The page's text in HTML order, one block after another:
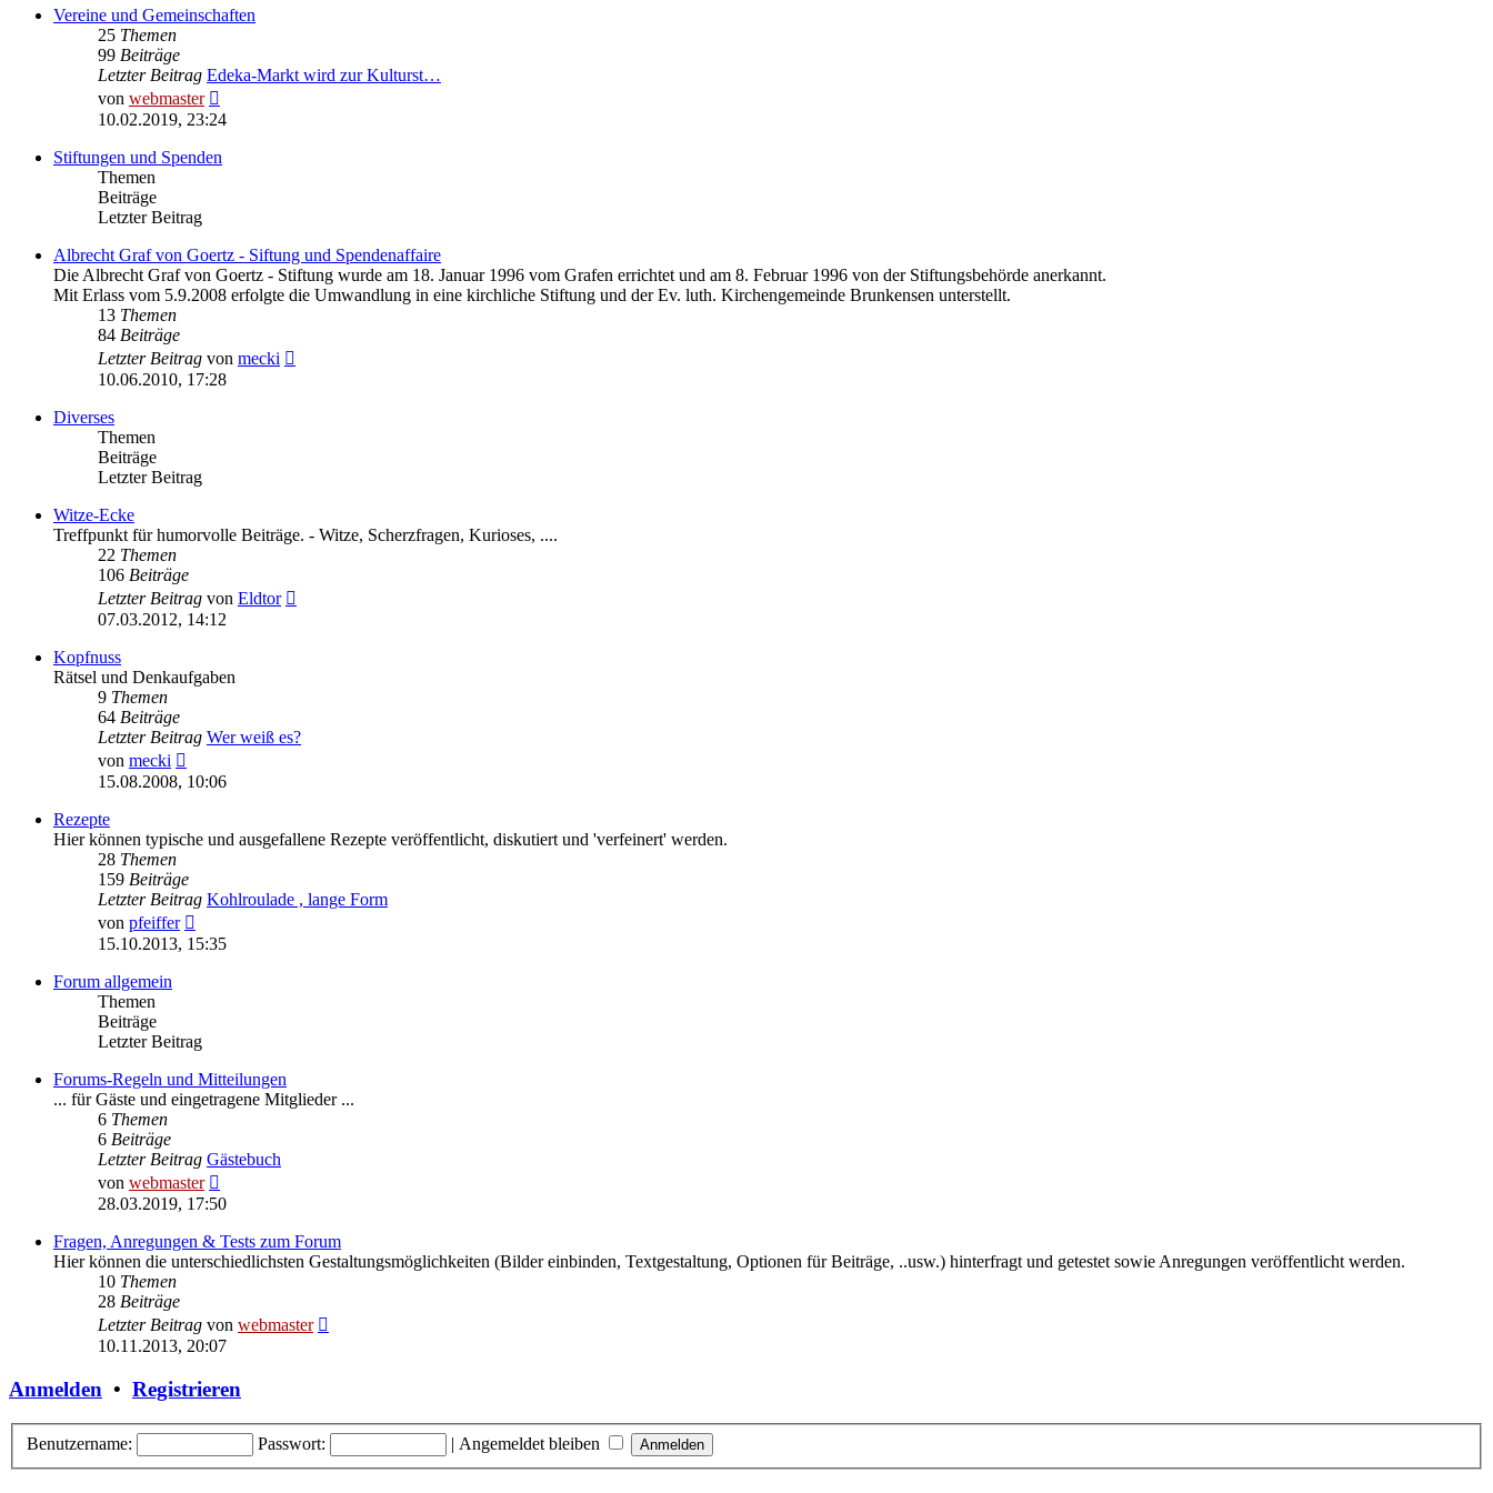
Vereine und Gemeinschaften
25 Themen
99 Beiträge
Letzter Beitrag Edeka-Markt wird zur Kulturst…
von webmaster
Beitrag
10.02.2019, 23:24
Stiftungen und Spenden
Themen
Beiträge
Letzter Beitrag
Albrecht Graf von Goertz - Siftung und Spendenaffaire
Die Albrecht Graf von Goertz - Stiftung wurde am 18. Januar 1996 vom Grafen errichtet und am 8. Februar 1996 von der Stiftungsbehörde anerkannt.
Mit Erlass vom 5.9.2008 erfolgte die Umwandlung in eine kirchliche Stiftung und der Ev. luth. Kirchengemeinde Brunkensen unterstellt.
13 Themen
84 Beiträge
Letzter Beitrag von mecki
10.06.2010, 17:28
Diverses
Themen
Beiträge
Letzter Beitrag
Witze-Ecke
Treffpunkt für humorvolle Beiträge. - Witze, Scherzfragen, Kurioses, ....
22 Themen
106 Beiträge
Letzter Beitrag von Eldtor
07.03.2012, 14:12
Kopfnuss
Rätsel und Denkaufgaben
9 Themen
64 Beiträge
Letzter Beitrag Wer weiß es?
von mecki
Beitrag
15.08.2008, 10:06
Rezepte
Hier können typische und ausgefallene Rezepte veröffentlicht, diskutiert und 'verfeinert' werden.
28 Themen
159 Beiträge
Letzter Beitrag Kohlroulade , lange Form
von pfeiffer
Beitrag
15.10.2013, 15:35
Forum allgemein
Themen
Beiträge
Letzter Beitrag
Forums-Regeln und Mitteilungen
... für Gäste und eingetragene Mitglieder ...
6 Themen
6 Beiträge
Letzter Beitrag Gästebuch
von webmaster
Beitrag
28.03.2019, 17:50
Fragen, Anregungen & Tests zum Forum
Hier können die unterschiedlichsten Gestaltungsmöglichkeiten (Bilder einbinden, Textgestaltung, Optionen für Beiträge, ..usw.) hinterfragt und getestet sowie Anregungen veröffentlicht werden.
10 Themen
28 Beiträge
Letzter Beitrag von webmaster
10.11.2013, 20:07
Anmelden • Registrieren
Benutzername: Passwort: | Angemeldet bleiben